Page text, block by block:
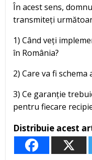
În acest sens,
transmiteți
1) Când veți
în România?
2) Care va fi schema
3) Ce garanție
pentru fiecare
Distribuie acest